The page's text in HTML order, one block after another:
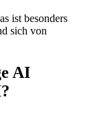
ist besonders
sich von
AI